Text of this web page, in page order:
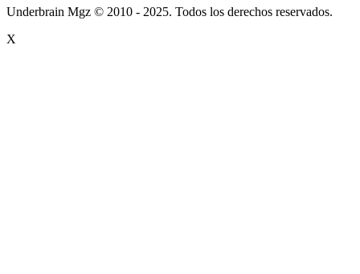
Underbrain Mgz © 2010 - 2025. Todos los derechos reservados.
X